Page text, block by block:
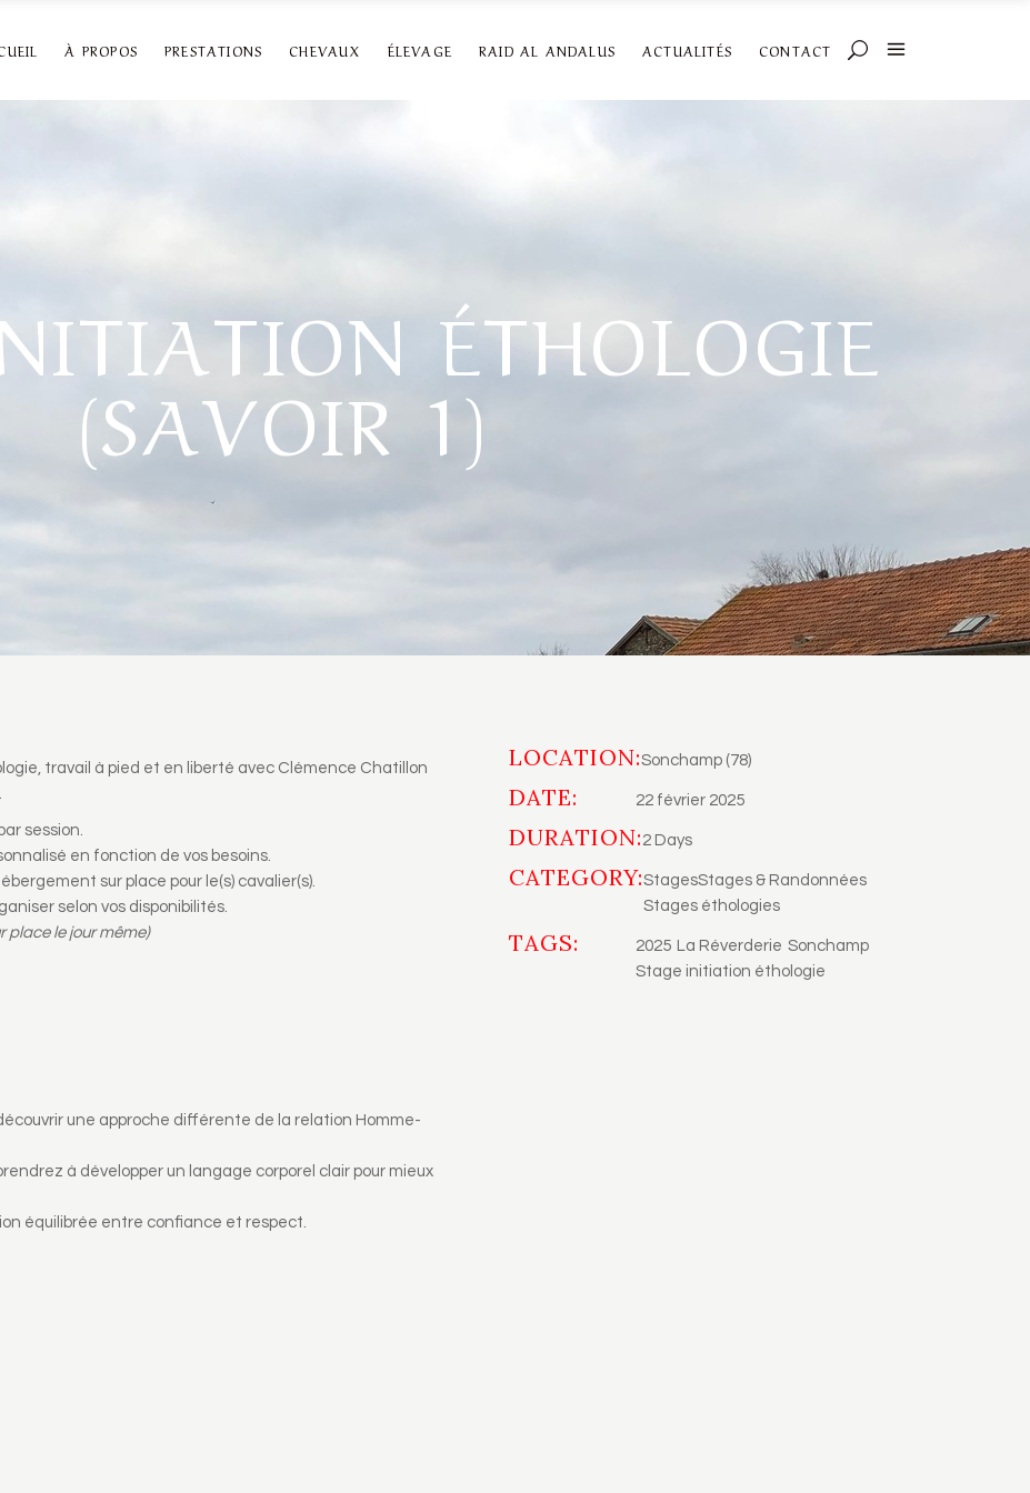
À PROPOS PRESTATIONS CHEVAUX ÉLEVAGE RAID AL ANDALUS ACTUALITÉS CONTACT
ÉTHOLOGIE
(SAVOIR 1)
travail à pied et en liberté avec Clémence Chatillon
session.
en fonction de vos besoins.
sur place pour le(s) cavalier(s).
selon vos disponibilités.
place le jour même)
une approche différente de la relation Homme-
à développer un langage corporel clair pour mieux
équilibrée entre confiance et respect.
LOCATION:Sonchamp (78)
DATE: 22 février 2025
DURATION: 2 Days
CATEGORY:StagesStages & Randonnées
Stages éthologies
TAGS: 2025 La Réverderie Sonchamp
Stage initiation éthologie